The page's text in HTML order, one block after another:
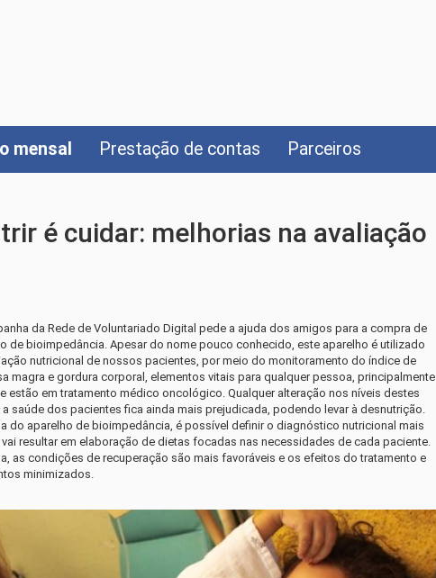
mensal Prestação de contas Parceiros
é cuidar: melhorias na avaliação
da Rede de Voluntariado Digital pede a ajuda dos amigos para a compra de
de bioimpedância. Apesar do nome pouco conhecido, este aparelho é utilizado
nutricional de nossos pacientes, por meio do monitoramento do índice de
magra e gordura corporal, elementos vitais para qualquer pessoa, principalmente
estão em tratamento médico oncológico. Qualquer alteração nos níveis destes
saúde dos pacientes fica ainda mais prejudicada, podendo levar à desnutrição.
do aparelho de bioimpedância, é possível definir o diagnóstico nutricional mais
resultar em elaboração de dietas focadas nas necessidades de cada paciente.
as condições de recuperação são mais favoráveis e os efeitos do tratamento e
minimizados.